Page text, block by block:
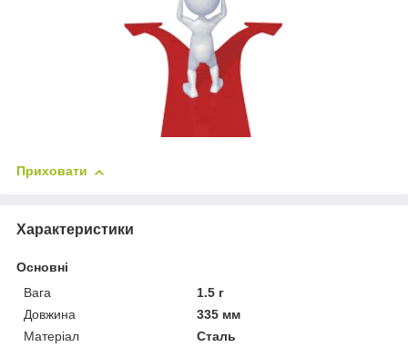
Приховати
Характеристики
Основні
Вага
1.5 г
Довжина
335 мм
Матеріал
Сталь